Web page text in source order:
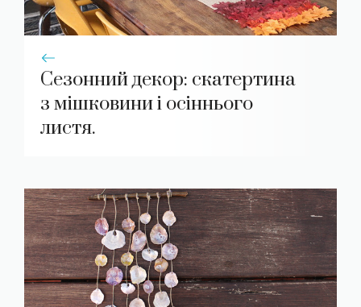
Сезонний декор: скатертина
з мішковини і осіннього
листя.